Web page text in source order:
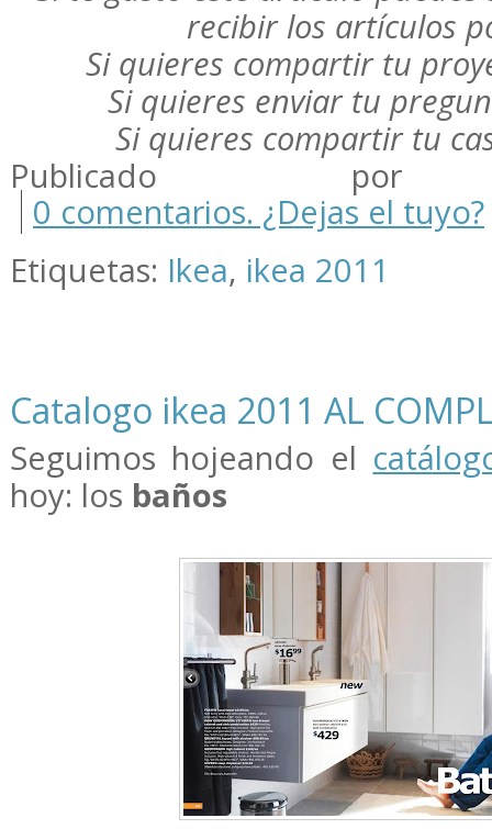
recibir los artículos
Si quieres compartir tu
Si quieres enviar tu
Si quieres compartir tu
Publicado por
0 comentarios. ¿Dejas el tuyo?
Etiquetas: Ikea, ikea 2011
Catalogo ikea 2011 AL
Seguimos hojeando el
hoy: los baños